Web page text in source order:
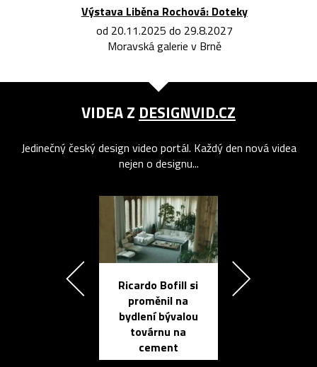
Výstava Liběna Rochová: Doteky
od 20.11.2025 do 29.8.2027
Moravská galerie v Brně
VIDEA Z DESIGNVID.CZ
Jedinečný český design video portál. Každý den nová videa
nejen o designu...
Ricardo Bofill si
proměnil na
bydlení bývalou
továrnu na
cement